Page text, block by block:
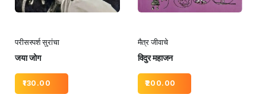
परीसस्पर्श सुरांचा
जया जोग
130.00
मैत्र जीवाचे
विदुर महाजन
200.00